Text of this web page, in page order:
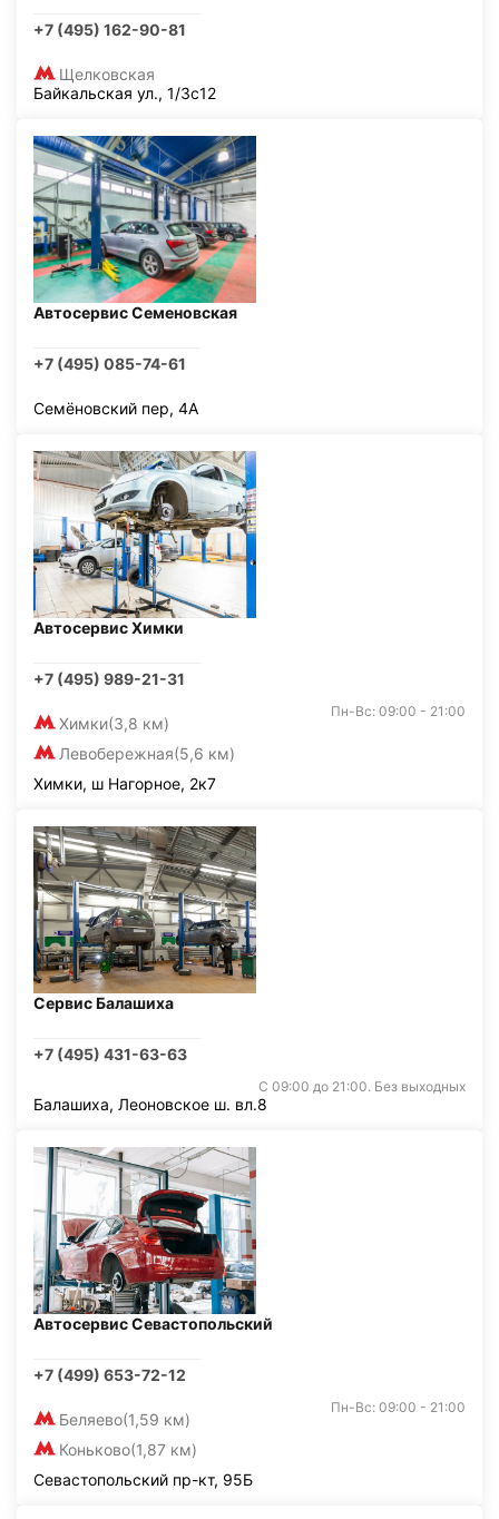
+7 (495) 162-90-81
Щелковская
Байкальская ул., 1/3с12
Автосервис Семеновская
+7 (495) 085-74-61
Семёновский пер, 4А
Автосервис Химки
+7 (495) 989-21-31
Химки(3,8 км)
Левобережная(5,6 км)
Пн-Вс: 09:00 - 21:00
Химки, ш Нагорное, 2к7
Сервис Балашиха
+7 (495) 431-63-63
С 09:00 до 21:00. Без выходных
Балашиха, Леоновское ш. вл.8
Автосервис Севастопольский
+7 (499) 653-72-12
Беляево(1,59 км)
Коньково(1,87 км)
Пн-Вс: 09:00 - 21:00
Севастопольский пр-кт, 95Б